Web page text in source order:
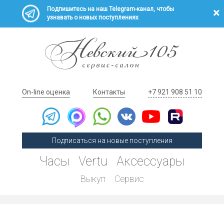
Подпишитесь на наш Telegram-канал, чтобы
узнавать о новых поступлениях
On-line оценка Контакты +7 921 908 51 10
Подписаться на новые поступления
Часы Vertu Аксессуары
Выкуп Сервис